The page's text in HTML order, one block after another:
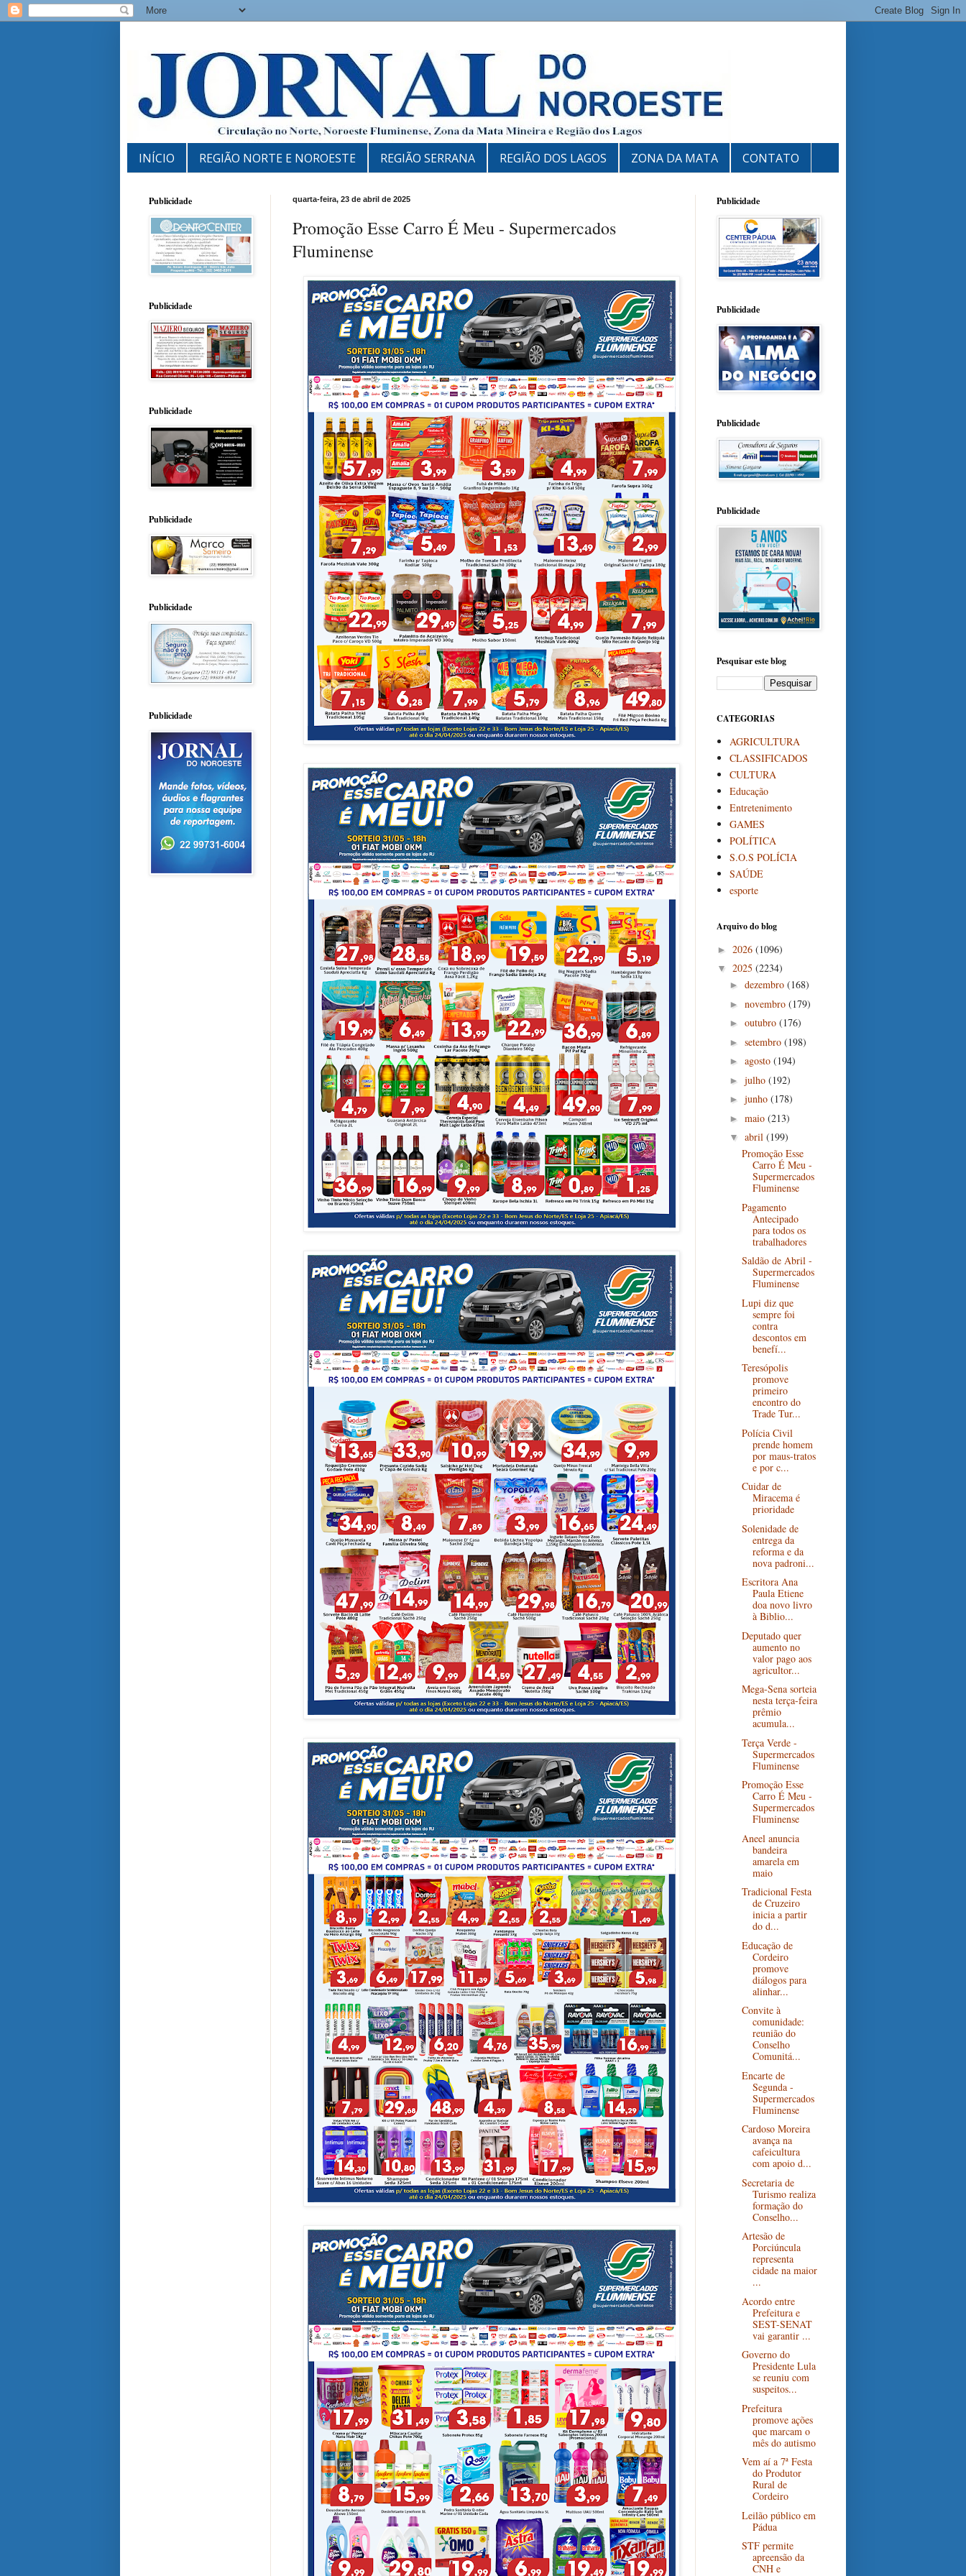
INÍCIO REGIÃO NORTE E NOROESTE REGIÃO SERRANA REGIÃO DOS LAGOS ZONA DA MATA CONTATO
quarta-feira, 23 de abril de 2025
Promoção Esse Carro É Meu - Supermercados
Fluminense
Publicidade
Publicidade
Publicidade
Publicidade
Publicidade
Publicidade
Publicidade
Publicidade
Publicidade
Publicidade
Pesquisar este blog
CATEGORIAS
AGRICULTURA
CLASSIFICADOS
CULTURA
Educação
Entretenimento
GAMES
POLÍTICA
S.O.S POLÍCIA
SAÚDE
esporte
Arquivo do blog
► 2026 (1096)
▼ 2025 (2234)
► dezembro (168)
► novembro (179)
► outubro (176)
► setembro (198)
► agosto (194)
► julho (192)
► junho (178)
► maio (213)
▼ abril (199)
Promoção Esse
Carro É Meu -
Supermercados
Fluminense
Pagamento
Antecipado
para todos os
trabalhadores
Saldão de Abril -
Supermercados
Fluminense
Lupi diz que
sempre foi
contra
descontos em
benefí...
Teresópolis
promove
primeiro
encontro do
Trade Tur...
Polícia Civil
prende homem
por maus-tratos
e por c...
Cuidar de
Miracema é
prioridade
Solenidade de
entrega da
reforma e da
nova padroni...
Escritora Ana
Paula Etiene
doa novo livro
à Biblio...
Deputado quer
aumento no
valor pago aos
agricultor...
Mega-Sena sorteia
nesta terça-feira
prêmio
acumula...
Terça Verde -
Supermercados
Fluminense
Promoção Esse
Carro É Meu -
Supermercados
Fluminense
Aneel anuncia
bandeira
amarela em
maio
Tradicional Festa
de Cruzeiro
inicia a partir
do d...
Educação de
Cordeiro
promove
diálogos para
alinhar...
Convite à
comunidade:
reunião do
Conselho
Comunitá...
Encarte de
Segunda -
Supermercados
Fluminense
Cardoso Moreira
avança na
cafeicultura
com apoio d...
Secretaria de
Turismo realiza
formação do
Conselho...
Artesão de
Porciúncula
representa
cidade na maior
...
Acordo entre
Prefeitura e
SEST-SENAT
vai garantir ...
Governo do
Presidente Lula
se reuniu com
suspeitos...
Prefeitura
promove ações
que marcam o
mês do autismo
Vem aí a 7ª Festa
do Produtor
Rural de
Cordeiro
Leilão público em
Pádua
STF permite
apreensão da
CNH e